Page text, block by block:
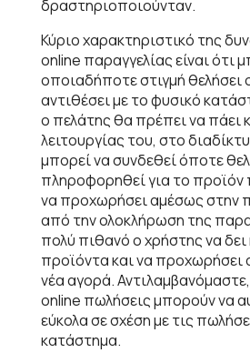
δραστηριοποιούνταν.
Κύριο χαρακτηριστικό της
online παραγγελίας είναι ότι
οποιαδήποτε στιγμή θελήσει
αντιθέσει με το φυσικό
ο πελάτης θα πρέπει να πάει
λειτουργίας του, στο
μπορεί να συνδεθεί όποτε
πληροφορηθεί για το προϊόν
να προχωρήσει αμέσως στην
από την ολοκλήρωση της
πολύ πιθανό ο χρήστης να δει
προϊόντα και να προχωρήσει
νέα αγορά.
online πωλήσεις μπορούν να
εύκολα σε σχέση με τις
κατάστημα.